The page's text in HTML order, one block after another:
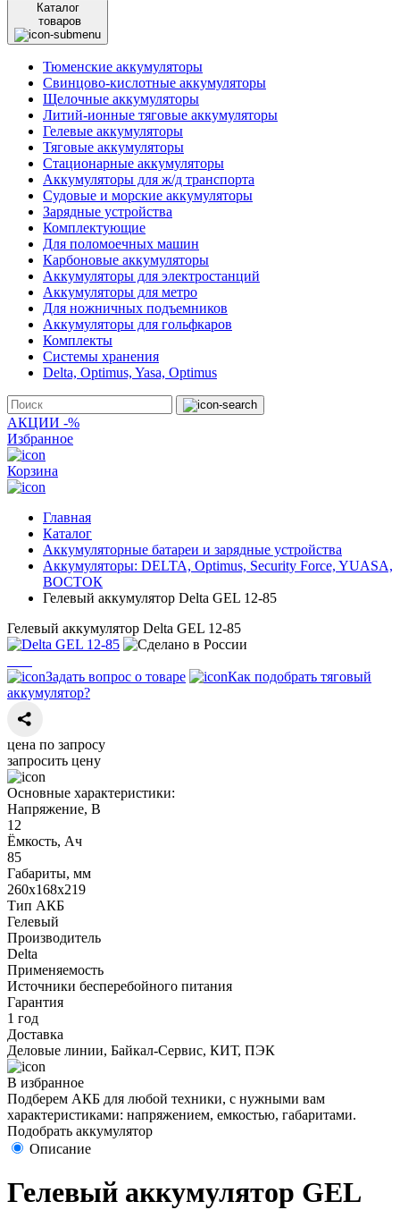
Каталог
товаров
Тюменские аккумуляторы
Свинцово-кислотные аккумуляторы
Щелочные аккумуляторы
Литий-ионные тяговые аккумуляторы
Гелевые аккумуляторы
Тяговые аккумуляторы
Стационарные аккумуляторы
Аккумуляторы для ж/д транспорта
Судовые и морские аккумуляторы
Зарядные устройства
Комплектующие
Для поломоечных машин
Карбоновые аккумуляторы
Аккумуляторы для электростанций
Аккумуляторы для метро
Для ножничных подъемников
Аккумуляторы для гольфкаров
Комплекты
Системы хранения
Delta, Optimus, Yasa, Optimus
АКЦИИ -%
Избранное
Корзина
Главная
Каталог
Аккумуляторные батареи и зарядные устройства
Аккумуляторы: DELTA, Optimus, Security Force, YUASA,
ВОСТОК
Гелевый аккумулятор Delta GEL 12-85
Гелевый аккумулятор Delta GEL 12-85
Задать вопрос о товаре
Как подобрать тяговый
аккумулятор?
цена по запросу
запросить цену
Основные характеристики:
Напряжение, В
12
Ёмкость, Ач
85
Габариты, мм
260х168х219
Тип АКБ
Гелевый
Производитель
Delta
Применяемость
Источники бесперебойного питания
Гарантия
1 год
Доставка
Деловые линии, Байкал-Сервис, КИТ, ПЭК
В избранное
Подберем АКБ для любой техники, с нужными вам
характеристиками: напряжением, емкостью, габаритами.
Подобрать аккумулятор
Описание
Гелевый аккумулятор GEL